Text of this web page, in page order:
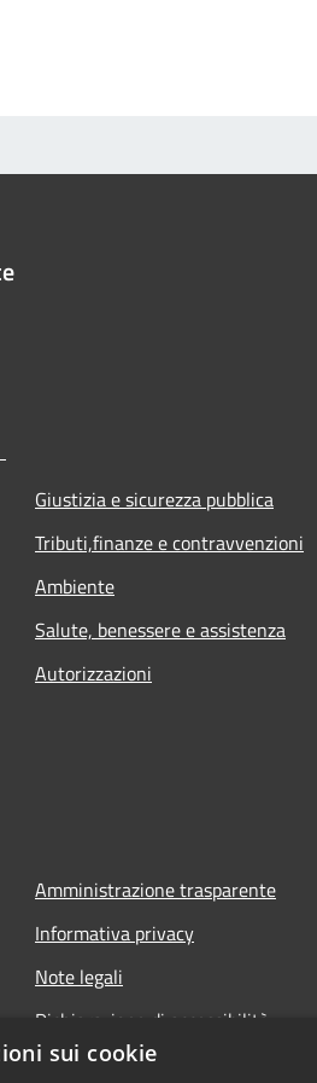
Giustizia e sicurezza pubblica
Tributi,finanze e contravvenzioni
Ambiente
Salute, benessere e assistenza
Autorizzazioni
Amministrazione trasparente
Informativa privacy
Note legali
Dichiarazione di accessibilità
sui cookie